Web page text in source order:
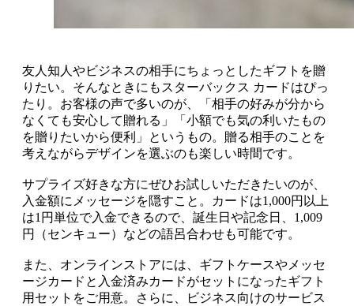
友人知人やビジネスの相手にちょっとしたギフトを贈
りたい。そんなときにもスターバックス カードはぴっ
たり。お客様の声で多いのが、「相手の好みが分から
なくても安心して贈れる」「小額でも気の利いたもの
を贈りたいから便利」というもの。贈る相手のことを
考えながらデザインを選ぶのも楽しい時間です。
サプライズ好きな方にぜひお試しいただきたいのが、
入金額にメッセージを隠すこと。カードは1,000円以上
は1円単位で入金できるので、誕生日や記念日、1,009
円（センキュー）などの語呂合わせも可能です。
また、オンラインストアには、ギフトケースやメッセ
ージカードと入金済みカードがセットになったギフト
用セットをご用意。さらに、ビジネス向けのサービス